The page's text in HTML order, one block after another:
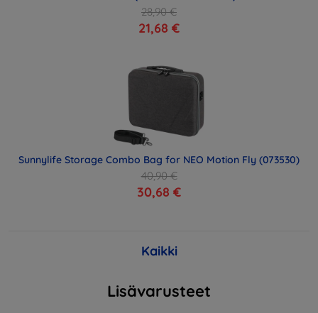
28,90 €
21,68 €
Sunnylife Storage Combo Bag for NEO Motion Fly (073530)
40,90 €
30,68 €
Kaikki
Lisävarusteet